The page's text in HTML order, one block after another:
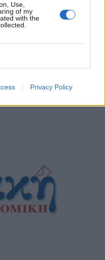
Use,
of my
with the
Privacy Policy